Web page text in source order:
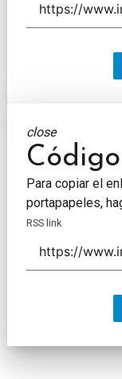
close
Para copiar el
portapapeles,
RSS link